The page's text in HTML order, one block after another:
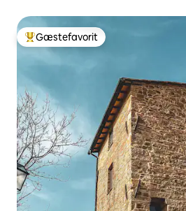
Bedste gæstefavorit
Gæstefavorit